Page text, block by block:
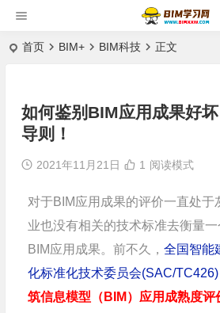
首页 BIM+ BIM科技 正文
如何鉴别BIM应用成果好
导则！
2021年11月21日 1 阅读模式
对于BIM应用成果的评价一直处于
业也没有相关的技术标准去衡量
BIM应用成果。前不久， 全国智能
化标准化技术委员会(SAC/TC426)
筑信息模型（BIM）应用成熟度评